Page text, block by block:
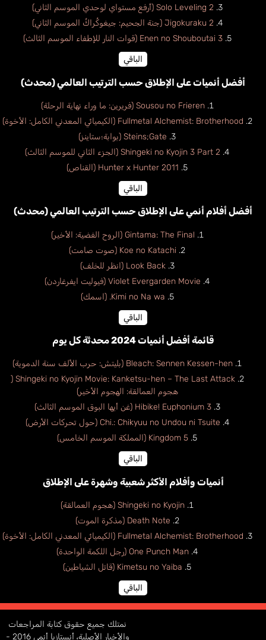
Solo Leveling 2 (أرفع مستواي لوحدي الموسم الثاني)
Jigokuraku 2 (جنة الجحيم: جيغوكُراكُ الموسم الثاني)
Enen no Shouboutai 3 (قوات النار للإطفاء الموسم الثالث)
الباقي
أفضل أنميات على الإطلاق حسب الترتيب العالمي (محدث)
Sousou no Frieren (فريرين: ما وراء نهاية الرحلة)
Fullmetal Alchemist: Brotherhood (الكيميائي المعدني الكامل: الأخوة)
Steins;Gate (بوابة؛ستاينز)
Shingeki no Kyojin 3 Part 2 (الجزء الثاني للموسم الثالث)
Hunter x Hunter 2011 (القناص)
الباقي
أفضل أفلام أنمي على الإطلاق حسب الترتيب العالمي (محدث)
Gintama: The Final (الروح الفضية: الأخير)
Koe no Katachi (صوت صامت)
Look Back (انظر للخلف)
Violet Evergarden Movie (فيوليت ايفرغاردن)
Kimi no Na wa. (اسمك)
الباقي
قائمة أفضل أنميات 2024 محدثة كل يوم
Bleach: Sennen Kessen-hen (بليتش: حرب الألف سنة الدموية)
Shingeki no Kyojin Movie: Kanketsu-hen – The Last Attack (
هجوم العمالقة: الهجوم الأخير)
Hibike! Euphonium 3 (غن أيها البوق الموسم الثالث)
Chi.: Chikyuu no Undou ni Tsuite (حول تحركات الأرض)
Kingdom 5 (المملكة الموسم الخامس)
الباقي
أنميات وأفلام الأكثر شعبية وشهرة على الإطلاق
Shingeki no Kyojin (هجوم العمالقة)
Death Note (مذكرة الموت)
Fullmetal Alchemist: Brotherhood (الكيميائي المعدني الكامل: الأخوة)
One Punch Man (رجل اللكمة الواحدة)
Kimetsu no Yaiba (قاتل الشياطين)
الباقي
نمتلك جميع حقوق كتابة المراجعات
والأخبار الأصلية، أنستازيا أنمي 2016 -